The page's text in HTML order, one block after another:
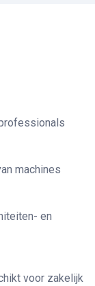
machines
en
voor zakelijk